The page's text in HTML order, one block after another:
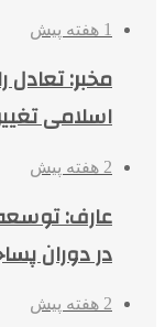
1 هفته پیش
مخبر: تعادل
اسلامی
2 هفته پیش
عارف:
در دوران
2 هفته پیش